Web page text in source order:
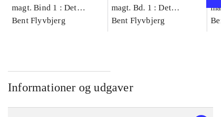
magt. Bind 1 : Det
konkretes videnskab
Bent Flyvbjerg
magt. Bd. 1 : Det
konkretes videnskab
Bent Flyvbjerg
Informationer og udgaver